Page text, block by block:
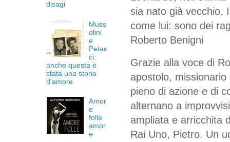
sia nato già vecchio.
come lui: sono dei
Roberto Benigni
Grazie alla voce di
apostolo,
pieno di azione e di
alternano a
ampliata e arricchita
Rai Uno, Pietro. Un
disagi
Muss
olini
e
Petac
ci:
anche questa è
stata una storia
d'amore
Amor
e
folle
amor
e